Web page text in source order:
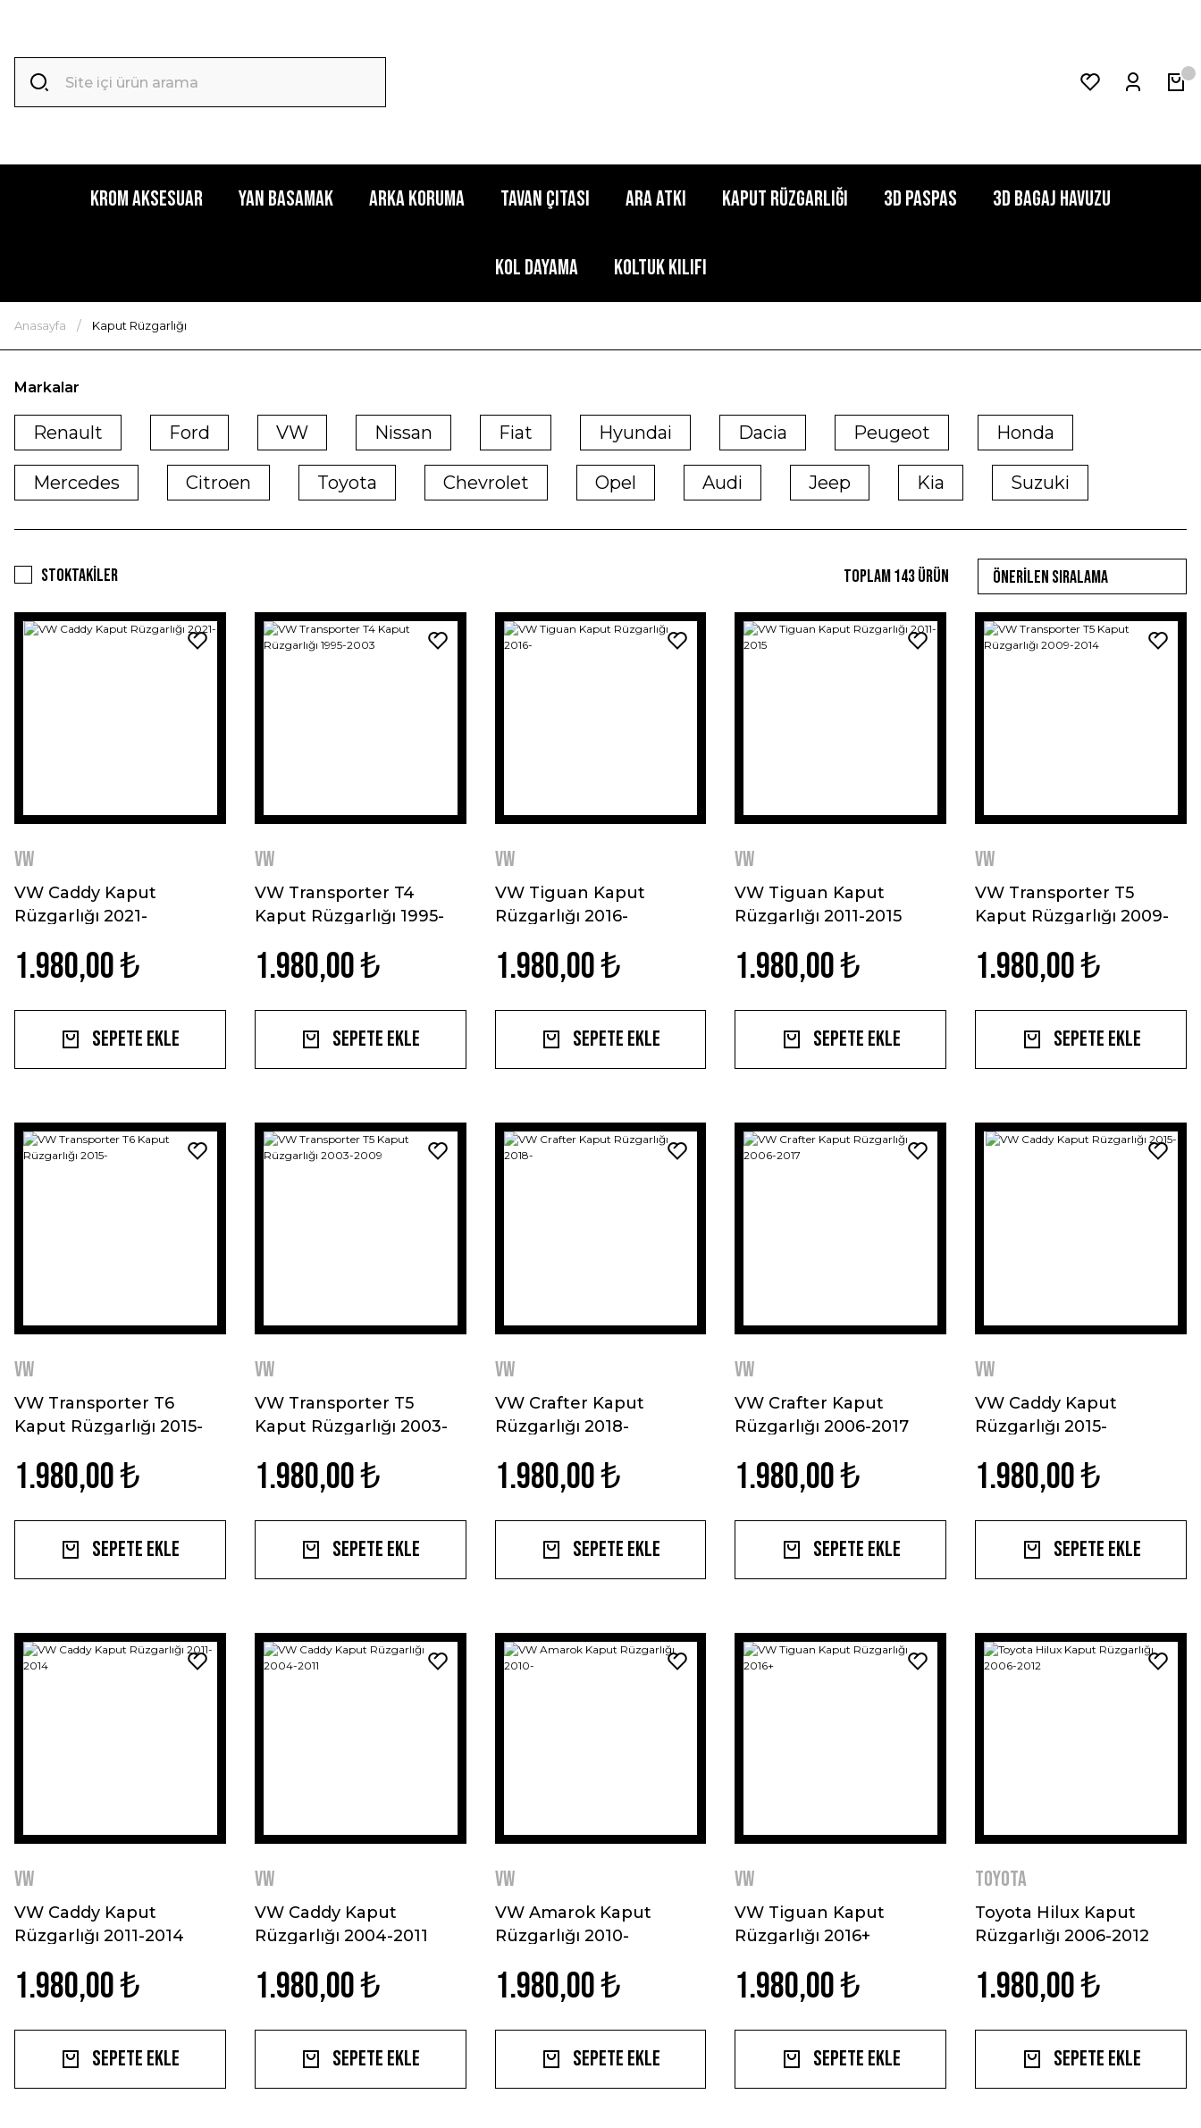
Krom Aksesuar Yan Basamak Arka Koruma Tavan Çıtası Ara Atkı Kaput Rüzgarlığı 3D Paspas 3D Bagaj Havuzu
Kol Dayama Koltuk Kılıfı
Anasayfa Kaput Rüzgarlığı
Markalar
Renault Ford VW Nissan Fiat Hyundai Dacia Peugeot Honda
Mercedes Citroen Toyota Chevrolet Opel Audi Jeep Kia Suzuki
Stoktakiler Toplam 143 ürün
VW
VW Caddy Kaput
Rüzgarlığı 2021-
1.980,00 ₺
Sepete Ekle
VW
VW Transporter T4
Kaput Rüzgarlığı 1995-
1.980,00 ₺
Sepete Ekle
VW
VW Tiguan Kaput
Rüzgarlığı 2016-
1.980,00 ₺
Sepete Ekle
VW
VW Tiguan Kaput
Rüzgarlığı 2011-2015
1.980,00 ₺
Sepete Ekle
VW
VW Transporter T5
Kaput Rüzgarlığı 2009-
1.980,00 ₺
Sepete Ekle
VW
VW Transporter T6
Kaput Rüzgarlığı 2015-
1.980,00 ₺
Sepete Ekle
VW
VW Transporter T5
Kaput Rüzgarlığı 2003-
1.980,00 ₺
Sepete Ekle
VW
VW Crafter Kaput
Rüzgarlığı 2018-
1.980,00 ₺
Sepete Ekle
VW
VW Crafter Kaput
Rüzgarlığı 2006-2017
1.980,00 ₺
Sepete Ekle
VW
VW Caddy Kaput
Rüzgarlığı 2015-
1.980,00 ₺
Sepete Ekle
VW
VW Caddy Kaput
Rüzgarlığı 2011-2014
1.980,00 ₺
Sepete Ekle
VW
VW Caddy Kaput
Rüzgarlığı 2004-2011
1.980,00 ₺
Sepete Ekle
VW
VW Amarok Kaput
Rüzgarlığı 2010-
1.980,00 ₺
Sepete Ekle
VW
VW Tiguan Kaput
Rüzgarlığı 2016+
1.980,00 ₺
Sepete Ekle
Toyota
Toyota Hilux Kaput
Rüzgarlığı 2006-2012
1.980,00 ₺
Sepete Ekle